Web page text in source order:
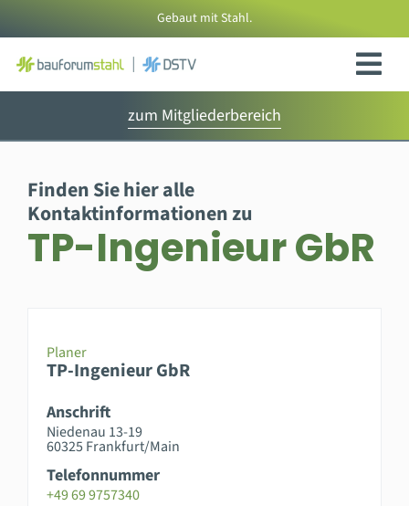
Inhalt
springen
Gebaut mit Stahl.
zum Mitgliederbereich
Finden Sie hier alle
Kontaktinformationen zu
TP-Ingenieur GbR
Planer
TP-Ingenieur GbR
Anschrift
Niedenau 13-19
60325 Frankfurt/Main
Telefonnummer
+49 69 9757340